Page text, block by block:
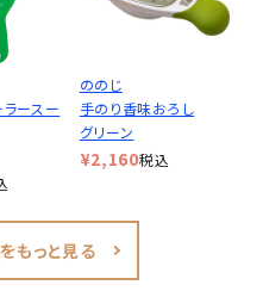
ースー
ののじ
手のり香味おろし
グリーン
¥2,160税込
もっと見る